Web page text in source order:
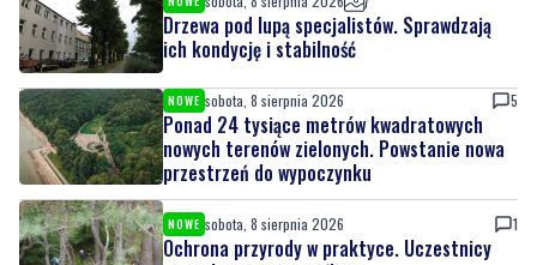
NOWE sobota, 8 sierpnia 2026
Ponad 24 tysiące metrów kwadratowych
nowych terenów zielonych. Powstanie nowa
przestrzeń do wypoczynku
NOWE sobota, 8 sierpnia 2026
Ochrona przyrody w praktyce. Uczestnicy
usuwali inwazyjne rośliny